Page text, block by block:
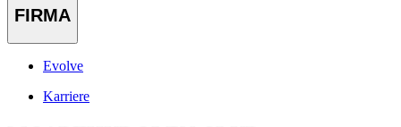
FIRMA
Evolve
Karriere